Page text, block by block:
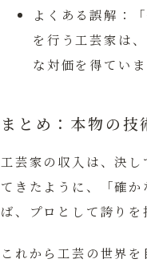
よくある誤解：
を行う工芸家は
な対価を得ていま
まとめ：本物の技
工芸家の収入は、決
てきたように、
「確
ば、プロとして誇り
これから工芸の世界